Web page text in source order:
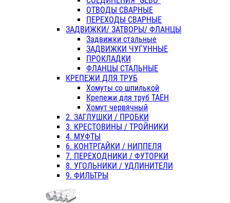
ОТВОДЫ СВАРНЫЕ
ПЕРЕХОДЫ СВАРНЫЕ
ЗАДВИЖКИ/ ЗАТВОРЫ/ ФЛАНЦЫ
Задвижки стальные
ЗАДВИЖКИ ЧУГУННЫЕ
ПРОКЛАДКИ
ФЛАНЦЫ СТАЛЬНЫЕ
КРЕПЕЖИ ДЛЯ ТРУБ
Хомуты со шпилькой
Крепежи для труб ТАЕН
Хомут червячный
2. ЗАГЛУШКИ / ПРОБКИ
3. КРЕСТОВИНЫ / ТРОЙНИКИ
4. МУФТЫ
6. КОНТРГАЙКИ / НИППЕЛЯ
7. ПЕРЕХОДНИКИ / ФУТОРКИ
8. УГОЛЬНИКИ / УДЛИНИТЕЛИ
9. ФИЛЬТРЫ